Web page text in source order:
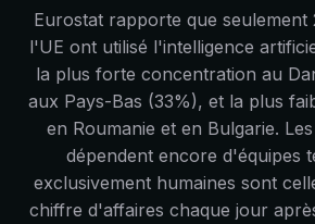
Eurostat rapporte que seulement
l'UE ont utilisé l'intelligence
la plus forte concentration au
aux Pays-Bas (33%), et la plus
en Roumanie et en Bulgarie.
dépendent encore d'équipes
exclusivement humaines sont
chiffre d'affaires chaque jour